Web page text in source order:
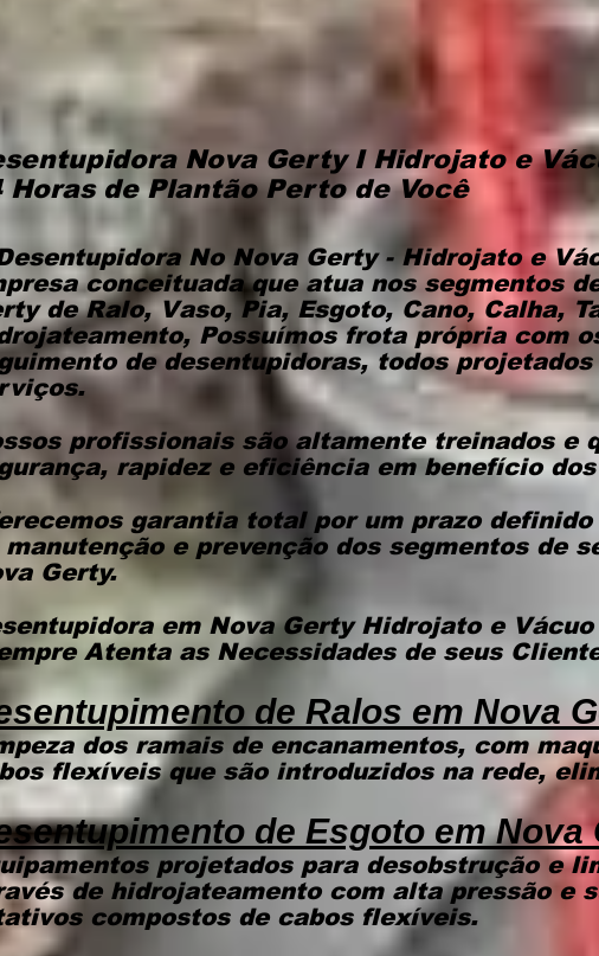
Nova Gerty I Hidrojato e
Horas de Plantão Perto de Você
No Nova Gerty - Hidrojato e
conceituada que atua nos segmentos
de Ralo, Vaso, Pia, Esgoto, Cano, Calha,
Possuímos frota própria com
de desentupidoras, todos
profissionais são altamente treinados e
rapidez e eficiência em benefício
garantia total por um prazo
manutenção e prevenção dos segmentos de
Gerty.
em Nova Gerty Hidrojato e Vácuo
Atenta as Necessidades de seus
de Ralos em Nova
dos ramais de encanamentos, com
flexíveis que são introduzidos na rede,
de Esgoto em Nova
projetados para desobstrução e
de hidrojateamento com alta pressão e
compostos de cabos flexíveis.